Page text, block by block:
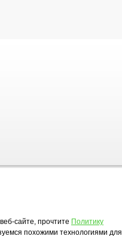
сайте, прочтите Политику
похожими технологиями для